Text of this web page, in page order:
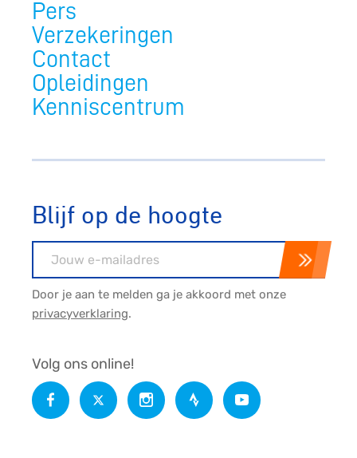
Pers
Verzekeringen
Contact
Opleidingen
Kenniscentrum
Blijf op de hoogte
Door je aan te melden ga je akkoord met onze
privacyverklaring.
Volg ons online!